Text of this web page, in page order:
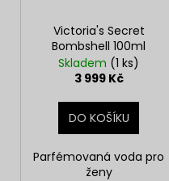
Victoria's Secret
Bombshell 100ml
Skladem (1 ks)
3 999 Kč
DO KOŠÍKU
Parfémovaná voda pro
ženy